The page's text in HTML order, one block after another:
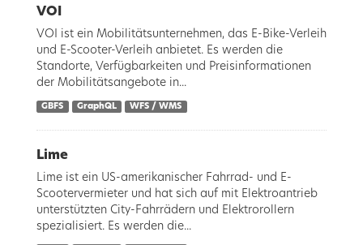
VOI
VOI ist ein Mobilitätsunternehmen, das E-Bike-Verleih
und E-Scooter-Verleih anbietet. Es werden die
Standorte, Verfügbarkeiten und Preisinformationen
der Mobilitätsangebote in...
GBFS GraphQL WFS / WMS
Lime
Lime ist ein US-amerikanischer Fahrrad- und E-
Scootervermieter und hat sich auf mit Elektroantrieb
unterstützten City-Fahrrädern und Elektrorollern
spezialisiert. Es werden die...